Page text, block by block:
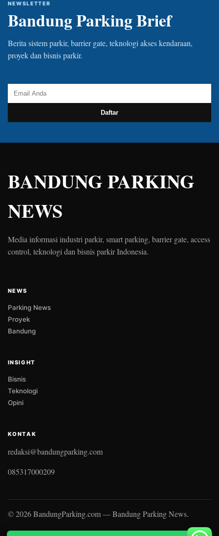
NEWSLETTER
Bandung Parking Brief
Berita sistem parkir, barrier gate, teknologi akses kendaraan,
proyek dan bisnis parkir.
Daftar
BANDUNG PARKING
NEWS
Media informasi industri parkir, smart parking, barrier gate, access
control, teknologi dan bisnis parkir Indonesia.
NEWS
Parking News
Proyek
Bandung
INSIGHT
Bisnis
Teknologi
Opini
KONTAK
redaksi@bandungparking.com
085317000209
© 2026 BandungParking.com — Bandung Parking News.